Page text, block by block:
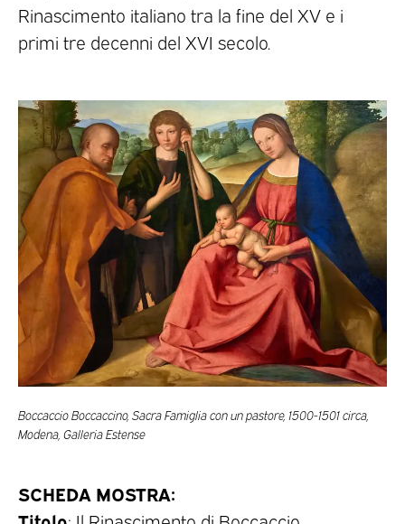
Rinascimento italiano tra la fine del XV e i
primi tre decenni del XVI secolo.
Boccaccio Boccaccino, Sacra Famiglia con un pastore, 1500-1501 circa,
Modena, Galleria Estense
SCHEDA MOSTRA: